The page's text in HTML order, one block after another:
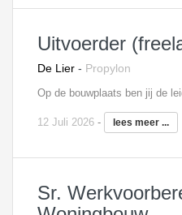
Uitvoerder
De Lier - Propylon
12 Juli 2026 - lees meer ...
Sr.